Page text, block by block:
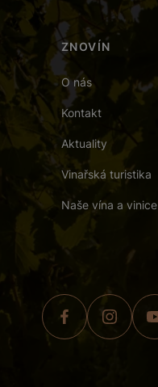
ZNOVÍN
O nás
Kontakt
Aktuality
Vinařská turistika
Naše vína a vinice